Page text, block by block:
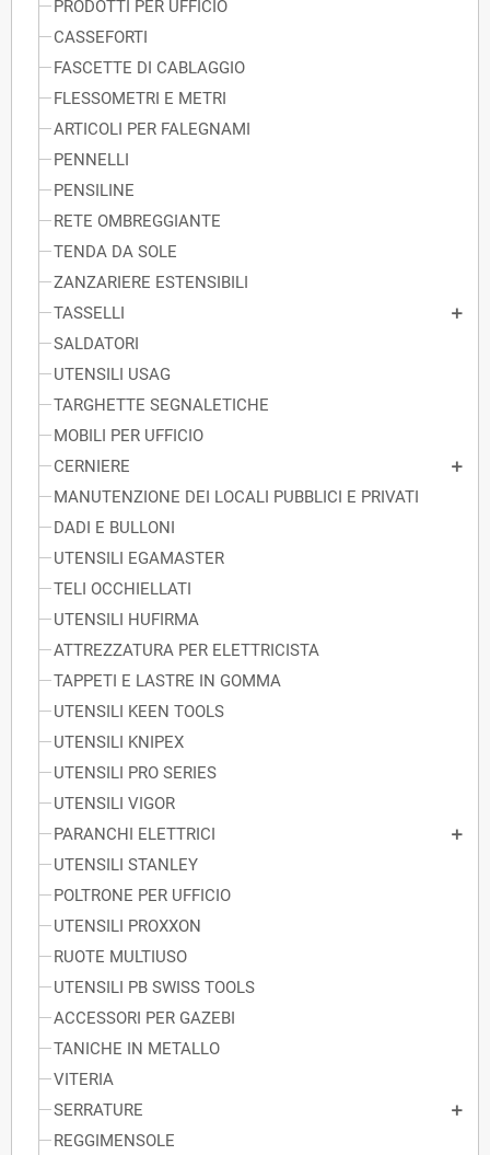
PRODOTTI PER UFFICIO
CASSEFORTI
FASCETTE DI CABLAGGIO
FLESSOMETRI E METRI
ARTICOLI PER FALEGNAMI
PENNELLI
PENSILINE
RETE OMBREGGIANTE
TENDA DA SOLE
ZANZARIERE ESTENSIBILI
TASSELLI
SALDATORI
UTENSILI USAG
TARGHETTE SEGNALETICHE
MOBILI PER UFFICIO
CERNIERE
MANUTENZIONE DEI LOCALI PUBBLICI E PRIVATI
DADI E BULLONI
UTENSILI EGAMASTER
TELI OCCHIELLATI
UTENSILI HUFIRMA
ATTREZZATURA PER ELETTRICISTA
TAPPETI E LASTRE IN GOMMA
UTENSILI KEEN TOOLS
UTENSILI KNIPEX
UTENSILI PRO SERIES
UTENSILI VIGOR
PARANCHI ELETTRICI
UTENSILI STANLEY
POLTRONE PER UFFICIO
UTENSILI PROXXON
RUOTE MULTIUSO
UTENSILI PB SWISS TOOLS
ACCESSORI PER GAZEBI
TANICHE IN METALLO
VITERIA
SERRATURE
REGGIMENSOLE